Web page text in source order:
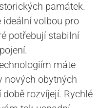
památek.
ideální volbou pro
potřebují stabilní
máte
nových obytných
rozvíjejí. Rychlé